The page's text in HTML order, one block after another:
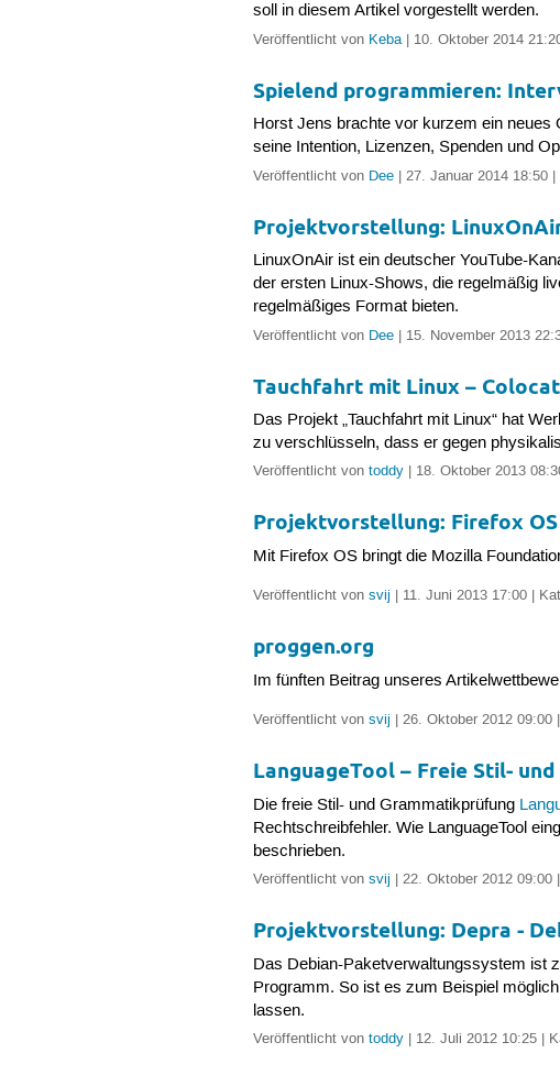
soll in diesem Artikel vorgestellt werden.
Veröffentlicht von Keba| 10. Oktober 2014
Spielend programmieren:
Horst Jens brachte vor kurzem ein
seine Intention, Lizenzen, Spenden und
Veröffentlicht von Dee | 27. Januar 2014 18:50 |
Projektvorstellung:
LinuxOnAir ist ein deutscher YouTube-
der ersten Linux-Shows, die regelmäßig
regelmäßiges Format bieten.
Veröffentlicht von Dee | 15. November 2013
Tauchfahrt mit Linux –
Das Projekt „Tauchfahrt mit Linux“ hat
zu verschlüsseln, dass er gegen
Veröffentlicht vontoddy | 18. Oktober 2013
Projektvorstellung: Firefox OS
Mit Firefox OS bringt die Mozilla
Veröffentlicht vonsvij | 11. Juni 2013 17:00 |
proggen.org
Im fünften Beitrag unseres
Veröffentlicht vonsvij | 26. Oktober 2012 09:00
LanguageTool – Freie Stil-
Die freie Stil- und Grammatikprüfung
Rechtschreibfehler. Wie LanguageTool
beschrieben.
Veröffentlicht vonsvij | 22. Oktober 2012 09:00
Projektvorstellung: Depra -
Das Debian-Paketverwaltungssystem ist
Programm. So ist es zum Beispiel
lassen.
Veröffentlicht vontoddy | 12. Juli 2012 10:25 |